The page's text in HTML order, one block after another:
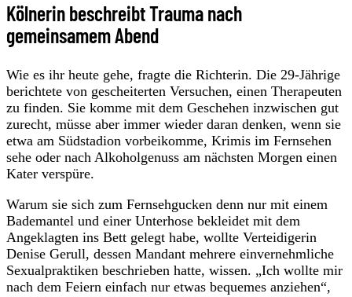
Kölnerin beschreibt Trauma nach
gemeinsamem Abend
Wie es ihr heute gehe, fragte die Richterin. Die 29-Jährige
berichtete von gescheiterten Versuchen, einen Therapeuten
zu finden. Sie komme mit dem Geschehen inzwischen gut
zurecht, müsse aber immer wieder daran denken, wenn sie
etwa am Südstadion vorbeikomme, Krimis im Fernsehen
sehe oder nach Alkoholgenuss am nächsten Morgen einen
Kater verspüre.
Warum sie sich zum Fernsehgucken denn nur mit einem
Bademantel und einer Unterhose bekleidet mit dem
Angeklagten ins Bett gelegt habe, wollte Verteidigerin
Denise Gerull, dessen Mandant mehrere einvernehmliche
Sexualpraktiken beschrieben hatte, wissen. „Ich wollte mir
nach dem Feiern einfach nur etwas bequemes anziehen“,